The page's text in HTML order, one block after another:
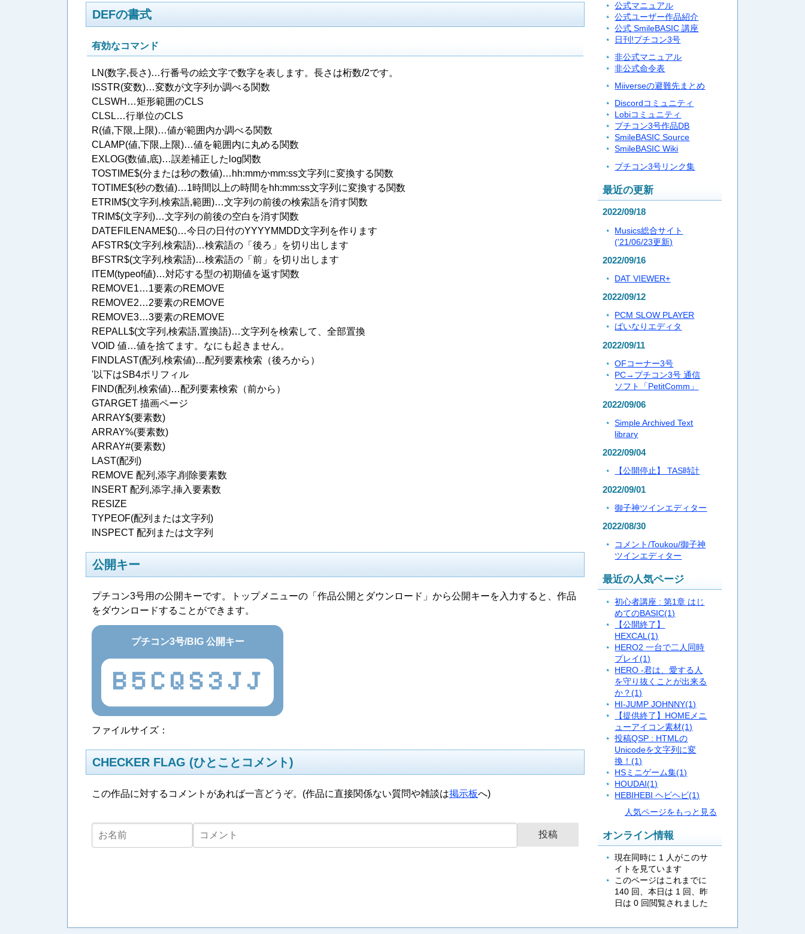
DEFの書式
有効なコマンド
LN(数字,長さ)…行番号の絵文字で数字を表します。長さは桁数/2です。
ISSTR(変数)…変数が文字列か調べる関数
CLSWH…矩形範囲のCLS
CLSL…行単位のCLS
R(値,下限,上限)…値が範囲内か調べる関数
CLAMP(値,下限,上限)…値を範囲内に丸める関数
EXLOG(数値,底)…誤差補正したlog関数
TOSTIME$(分または秒の数値)…hh:mmかmm:ss文字列に変換する関数
TOTIME$(秒の数値)…1時間以上の時間をhh:mm:ss文字列に変換する関数
ETRIM$(文字列,検索語,範囲)…文字列の前後の検索語を消す関数
TRIM$(文字列)…文字列の前後の空白を消す関数
DATEFILENAME$()…今日の日付のYYYYMMDD文字列を作ります
AFSTR$(文字列,検索語)…検索語の「後ろ」を切り出します
BFSTR$(文字列,検索語)…検索語の「前」を切り出します
ITEM(typeof値)…対応する型の初期値を返す関数
REMOVE1…1要素のREMOVE
REMOVE2…2要素のREMOVE
REMOVE3…3要素のREMOVE
REPALL$(文字列,検索語,置換語)…文字列を検索して、全部置換
VOID 値…値を捨てます。なにも起きません。
FINDLAST(配列,検索値)…配列要素検索（後ろから）
'以下はSB4ポリフィル
FIND(配列,検索値)…配列要素検索（前から）
GTARGET 描画ページ
ARRAY$(要素数)
ARRAY%(要素数)
ARRAY#(要素数)
LAST(配列)
REMOVE 配列,添字,削除要素数
INSERT 配列,添字,挿入要素数
RESIZE
TYPEOF(配列または文字列)
INSPECT 配列または文字列
公開キー
プチコン3号用の公開キーです。トップメニューの「作品公開とダウンロード」から公開キーを入力すると、作品
をダウンロードすることができます。
プチコン3号/BIG 公開キー
B5CQS3JJ
ファイルサイズ：
CHECKER FLAG (ひとことコメント)
この作品に対するコメントがあれば一言どうぞ。(作品に直接関係ない質問や雑談は掲示板へ)
公式マニュアル
公式ユーザー作品紹介
公式 SmileBASIC 講座
日刊!プチコン3号
非公式マニュアル
非公式命令表
Miiverseの避難先まとめ
Discordコミュニティ
Lobiコミュニティ
プチコン3号作品DB
SmileBASIC Source
SmileBASIC Wiki
プチコン3号リンク集
最近の更新
2022/09/18
Musics総合サイト
('21/06/23更新)
2022/09/16
DAT VIEWER+
2022/09/12
PCM SLOW PLAYER
ばいなりエディタ
2022/09/11
OFコーナー3号
PC→プチコン3号 通信
ソフト「PetitComm」
2022/09/06
Simple Archived Text
library
2022/09/04
【公開停止】 TAS時計
2022/09/01
御子神ツインエディター
2022/08/30
コメント/Toukou/御子神
ツインエディター
最近の人気ページ
初心者講座 : 第1章 はじ
めてのBASIC(1)
【公開終了】
HEXCAL(1)
HERO2 一台で二人同時
プレイ(1)
HERO -君は、愛する人
を守り抜くことが出来る
か？(1)
HI-JUMP JOHNNY(1)
【提供終了】HOMEメニ
ューアイコン素材(1)
投稿QSP : HTMLの
Unicodeを文字列に変
換！(1)
HSミニゲーム集(1)
HOUDAI(1)
HEBIHEBI ヘビヘビ(1)
人気ページをもっと見る
オンライン情報
現在同時に 1 人がこのサ
イトを見ています
このページはこれまでに
140 回、本日は 1 回、昨
日は 0 回閲覧されました